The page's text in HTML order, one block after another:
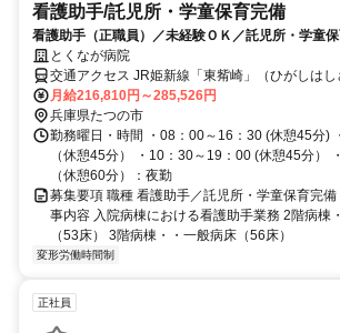
看護助手/託児所・学童保育完備
看護助手（正職員）／未経験ＯＫ／託児所・学童
とくなが病院
交通アクセス JR姫新線「東觜崎」（ひがしはし
分
月給216,810円～285,526円
兵庫県たつの市
勤務曜日・時間 ・08：00～16：30 (休憩45分)
（休憩45分） ・10：30～19：00 (休憩45分）
（休憩60分）：夜勤
募集要項 職種 看護助手／託児所・学童保育完
事内容 入院病棟における看護助手業務 2階病棟
（53床） 3階病棟・・一般病床（56床）
変形労働時間制
正社員